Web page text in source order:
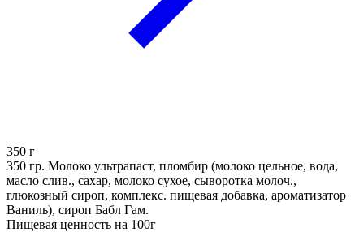
350 г
350 гр. Молоко ультрапаст, пломбир (молоко цельное, вода,
масло слив., сахар, молоко сухое, сыворотка молоч.,
глюкозный сироп, комплекс. пищевая добавка, ароматизатор
Ваниль), сироп Бабл Гам.
Пищевая ценность на 100г